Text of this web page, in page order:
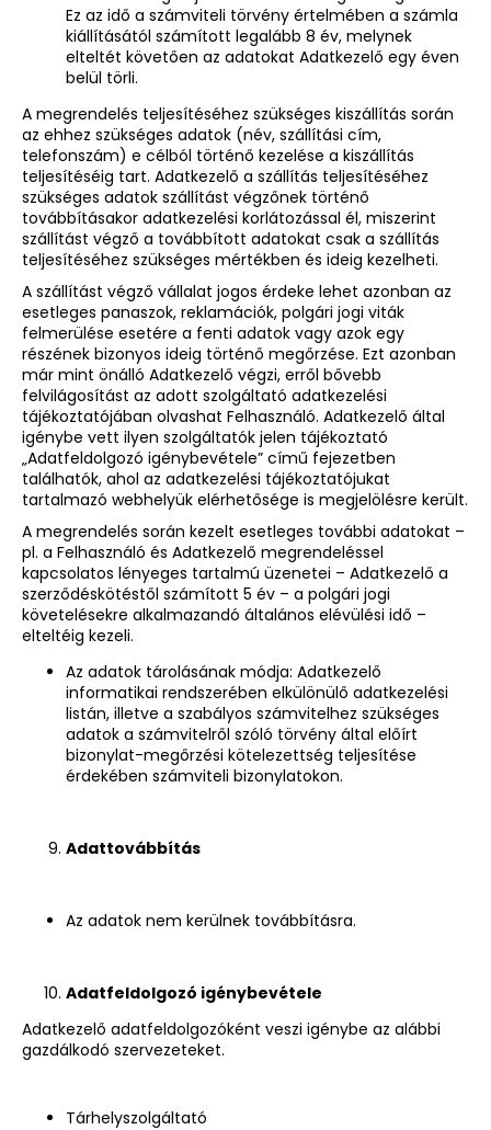
Ez az idő a számviteli törvény értelmében a számla
kiállításától számított legalább 8 év, melynek
elteltét követően az adatokat Adatkezelő egy éven
belül törli.
A megrendelés teljesítéséhez szükséges kiszállítás során
az ehhez szükséges adatok (név, szállítási cím,
telefonszám) e célból történő kezelése a kiszállítás
teljesítéséig tart. Adatkezelő a szállítás teljesítéséhez
szükséges adatok szállítást végzőnek történő
továbbításakor adatkezelési korlátozással él, miszerint
szállítást végző a továbbított adatokat csak a szállítás
teljesítéséhez szükséges mértékben és ideig kezelheti.
A szállítást végző vállalat jogos érdeke lehet azonban az
esetleges panaszok, reklamációk, polgári jogi viták
felmerülése esetére a fenti adatok vagy azok egy
részének bizonyos ideig történő megőrzése. Ezt azonban
már mint önálló Adatkezelő végzi, erről bővebb
felvilágosítást az adott szolgáltató adatkezelési
tájékoztatójában olvashat Felhasználó. Adatkezelő által
igénybe vett ilyen szolgáltatók jelen tájékoztató
„Adatfeldolgozó igénybevétele” című fejezetben
találhatók, ahol az adatkezelési tájékoztatójukat
tartalmazó webhelyük elérhetősége is megjelölésre került.
A megrendelés során kezelt esetleges további adatokat –
pl. a Felhasználó és Adatkezelő megrendeléssel
kapcsolatos lényeges tartalmú üzenetei – Adatkezelő a
szerződéskötéstől számított 5 év – a polgári jogi
követelésekre alkalmazandó általános elévülési idő –
elteltéig kezeli.
Az adatok tárolásának módja: Adatkezelő
informatikai rendszerében elkülönülő adatkezelési
listán, illetve a szabályos számvitelhez szükséges
adatok a számvitelről szóló törvény által előírt
bizonylat-megőrzési kötelezettség teljesítése
érdekében számviteli bizonylatokon.
Adattovábbítás
Az adatok nem kerülnek továbbításra.
Adatfeldolgozó igénybevétele
Adatkezelő adatfeldolgozóként veszi igénybe az alábbi
gazdálkodó szervezeteket.
Tárhelyszolgáltató